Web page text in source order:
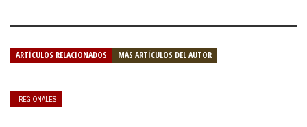
ARTÍCULOS RELACIONADOS MÁS ARTÍCULOS DEL AUTOR
REGIONALES